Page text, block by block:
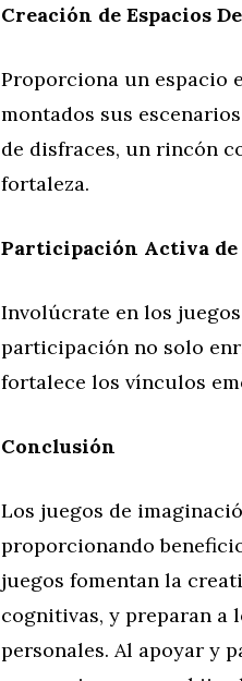
Creación de Espacios
Proporciona un espacio
montados sus
de disfraces, un rincón
fortaleza.
Participación Activa de
Involúcrate en los
participación no solo
fortalece los vínculos
Conclusión
Los juegos de
proporcionando
juegos fomentan la
cognitivas, y preparan a
personales. Al apoyar y